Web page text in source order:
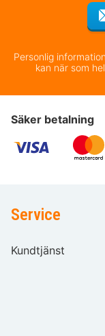
Personlig
kan när som
Säker betalning
Service
Kundtjänst